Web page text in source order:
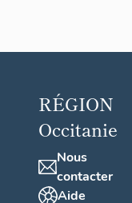
RÉGION
Occitanie
Nous
contacter
Aide